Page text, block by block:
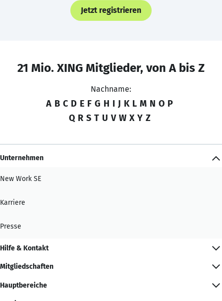
Jetzt registrieren
21 Mio. XING Mitglieder, von A bis Z
Nachname:
A B C D E F G H I J K L M N O P
Q R S T U V W X Y Z
Unternehmen
New Work SE
Karriere
Presse
Hilfe & Kontakt
Mitgliedschaften
Hauptbereiche